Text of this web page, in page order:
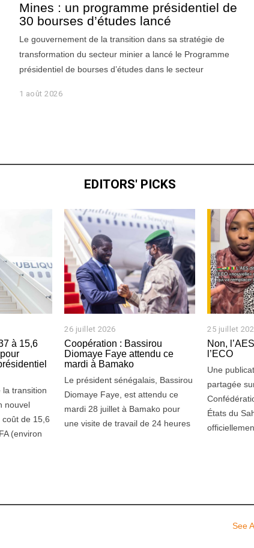
Mines : un programme présidentiel de
30 bourses d’études lancé
Le gouvernement de la transition dans sa stratégie de
transformation du secteur minier a lancé le Programme
présidentiel de bourses d’études dans le secteur
1 août 2026
EDITORS' PICKS
à 15,6
la transition
nouvel
de 15,6
(environ
26 juillet 2026
6
j
u
l
l
e
t
2
Coopération : Bassirou
Diomaye Faye attendu ce
mardi à Bamako
Le président sénégalais, Bassirou
Diomaye Faye, est attendu ce
mardi 28 juillet à Bamako pour
une visite de travail de 24 heures
25 juillet
Non,
l’ECO
Une
partagée
États du
See